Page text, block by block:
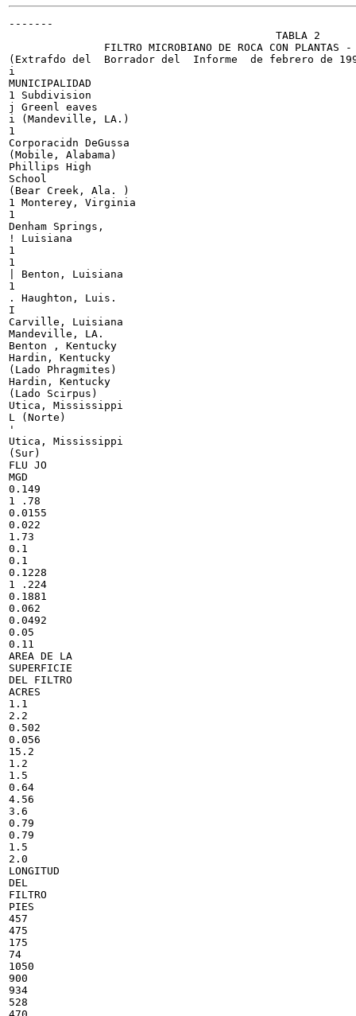
-------
                                          TABLA 2
FILTRO MICROBIANO DE ROCA CON PLANTAS
(Extrafdo del  Borrador del  Informe  de febrero de
i
MUNICIPALIDAD
1 Subdivision
j Greenl eaves
i (Mandeville, LA.)
1
Corporacidn DeGussa
(Mobile, Alabama)
Phillips High
School
(Bear Creek, Ala. )
1 Monterey, Virginia
1
Denham Springs,
! Luisiana
1
1
| Benton, Luisiana
1
. Haughton, Luis.
I
Carville, Luisiana
Mandeville, LA.
Benton , Kentucky
Hardin, Kentucky
(Lado Phragmites)
Hardin, Kentucky
(Lado Scirpus)
Utica, Mississippi
L (Norte)
'
Utica, Mississippi
(Sur)
FLU JO
MGD
0.149
1 .78
0.0155
0.022
1.73
0.1
0.1
0.1228
1 .224
0.1881
0.062
0.0492
0.05
0.11
AREA DE LA
SUPERFICIE
DEL FILTRO
ACRES
1.1
2.2
0.502
0.056
15.2
1.2
1.5
0.64
4.56
3.6
0.79
0.79
1.5
2.0
LONGITUD
DEL
FILTRO
PIES
457
475
175
74
1050
900
934
528